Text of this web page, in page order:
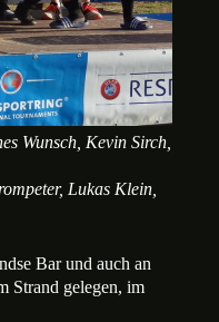
Wunsch, Kevin Sirch,
Lukas Klein,
Bar und auch an
Strand gelegen, im